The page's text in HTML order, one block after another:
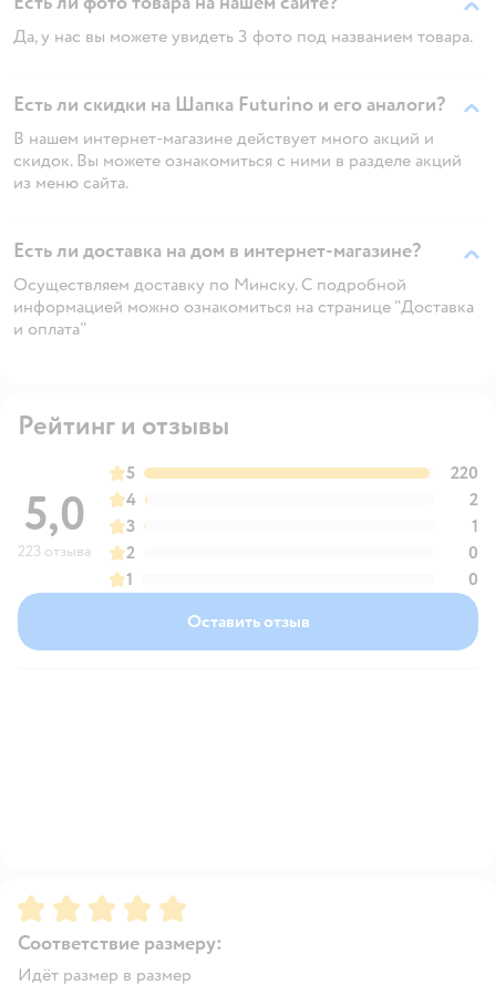
Да, у нас вы можете увидеть 3 фото под названием товара.
Есть ли скидки на Шапка Futurino и его аналоги?
В нашем интернет-магазине действует много акций и
скидок. Вы можете ознакомиться с ними в разделе акций
из меню сайта.
Есть ли доставка на дом в интернет-магазине?
Осуществляем доставку по Минску. С подробной
информацией можно ознакомиться на странице "Доставка
и оплата"
Рейтинг и отзывы
5,0
223 отзыва
5
220
4
2
3
1
2
0
1
0
Оставить отзыв
Рейтинг:5
Соответствие размеру:
Идёт размер в размер